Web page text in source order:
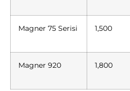
Magner 75 Serisi 1,500
Magner 920 1,800